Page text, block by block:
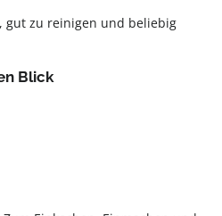
gut zu reinigen und beliebig
Blick